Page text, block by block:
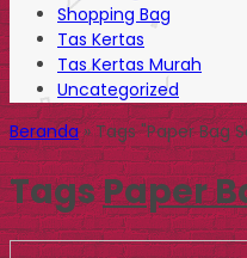
Shopping Bag
Tas Kertas
Tas Kertas Murah
Uncategorized
Beranda»Tags "Paper Bag
TagsPaper